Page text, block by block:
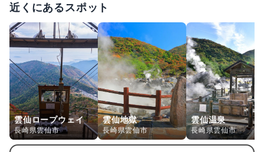
近くにあるスポット
雲仙ロープウェイ
長崎県雲仙市
雲仙地獄
長崎県雲仙市
雲仙温泉
長崎県雲仙市